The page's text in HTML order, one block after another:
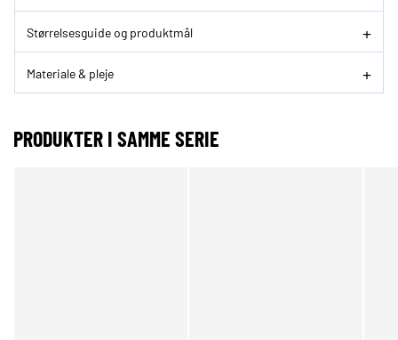
Størrelsesguide og produktmål
Materiale & pleje
PRODUKTER I SAMME SERIE